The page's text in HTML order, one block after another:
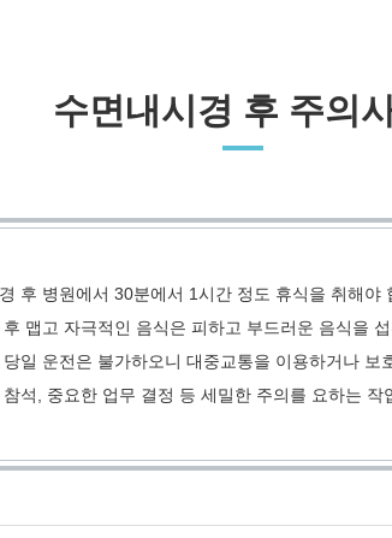
수면내시경 후 주의
후 병원에서 30분에서 1시간 정도 휴식을 취해야
맵고 자극적인 음식은 피하고 부드러운 음식을 섭
당일 운전은 불가하오니 대중교통을 이용하거나 보
참석, 중요한 업무 결정 등 세밀한 주의를 요하는 작